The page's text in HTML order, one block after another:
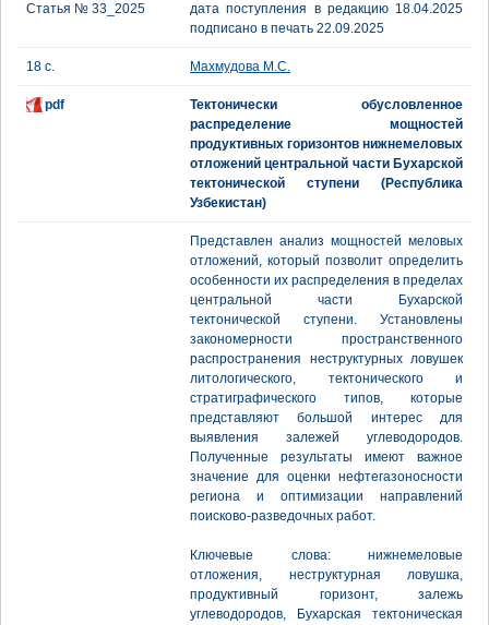
Статья № 33_2025
дата поступления в редакцию 18.04.2025
подписано в печать 22.09.2025
18 с. Махмудова М.С.
pdf
Тектонически обусловленное
распределение мощностей
продуктивных горизонтов нижнемеловых
отложений центральной части Бухарской
тектонической ступени (Республика
Узбекистан)
Представлен анализ мощностей меловых
отложений, который позволит определить
особенности их распределения в пределах
центральной части Бухарской
тектонической ступени. Установлены
закономерности пространственного
распространения неструктурных ловушек
литологического, тектонического и
стратиграфического типов, которые
представляют большой интерес для
выявления залежей углеводородов.
Полученные результаты имеют важное
значение для оценки нефтегазоносности
региона и оптимизации направлений
поисково-разведочных работ.
Ключевые слова: нижнемеловые
отложения, неструктурная ловушка,
продуктивный горизонт, залежь
углеводородов, Бухарская тектоническая